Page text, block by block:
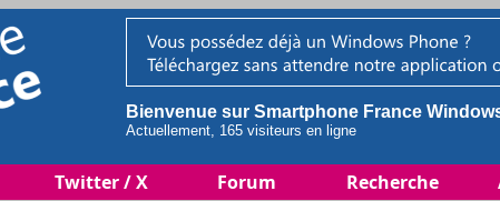
Bienvenue sur Smartphone France
Actuellement, 165 visiteurs en ligne
Twitter / X Forum Recherche